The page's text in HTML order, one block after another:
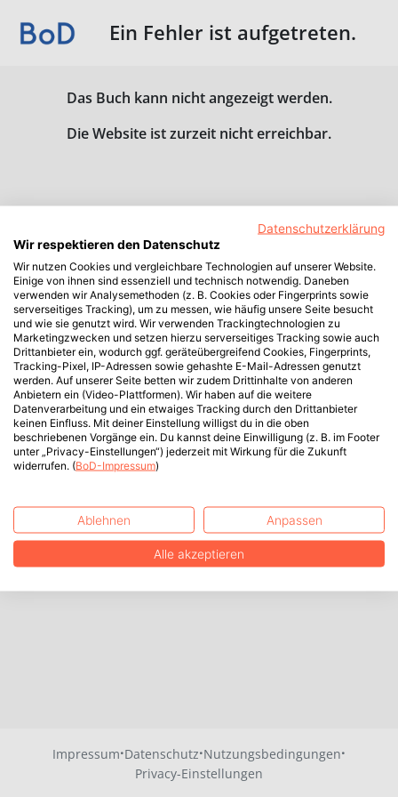
Ein Fehler ist aufgetreten.
Das Buch kann nicht angezeigt werden.
Die Website ist zurzeit nicht erreichbar.
Impressum·Datenschutz·Nutzungsbedingungen·
Privacy-Einstellungen
Datenschutzerklärung
Wir respektieren den Datenschutz
Wir nutzen Cookies und vergleichbare Technologien auf unserer Website.
Einige von ihnen sind essenziell und technisch notwendig. Daneben
verwenden wir Analysemethoden (z. B. Cookies oder Fingerprints sowie
serverseitiges Tracking), um zu messen, wie häufig unsere Seite besucht
und wie sie genutzt wird. Wir verwenden Trackingtechnologien zu
Marketingzwecken und setzen hierzu serverseitiges Tracking sowie auch
Drittanbieter ein, wodurch ggf. geräteübergreifend Cookies, Fingerprints,
Tracking-Pixel, IP-Adressen sowie gehashte E-Mail-Adressen genutzt
werden. Auf unserer Seite betten wir zudem Drittinhalte von anderen
Anbietern ein (Video-Plattformen). Wir haben auf die weitere
Datenverarbeitung und ein etwaiges Tracking durch den Drittanbieter
keinen Einfluss. Mit deiner Einstellung willigst du in die oben
beschriebenen Vorgänge ein. Du kannst deine Einwilligung (z. B. im Footer
unter „Privacy-Einstellungen“) jederzeit mit Wirkung für die Zukunft
widerrufen. (BoD-Impressum)
Ablehnen Anpassen
Alle akzeptieren